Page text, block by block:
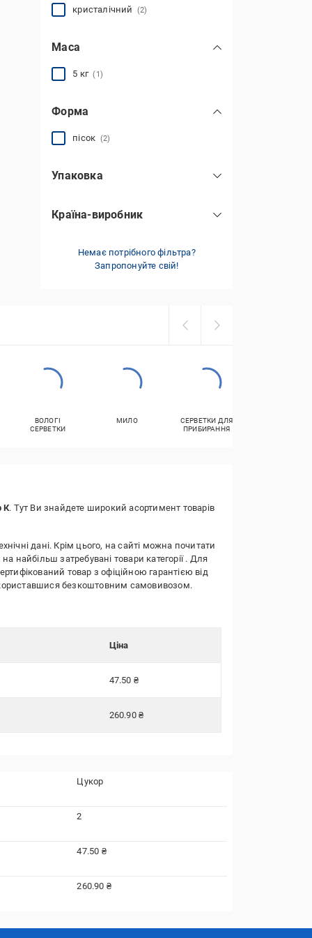
кристалічний (2)
Маса
5 кг(1)
Форма
пісок (2)
Упаковка
мішок поліпропіленовий
Країна-виробник
Немає потрібного фільтра?
Запропонуйте свій!
ВОЛОГІ
СЕРВЕТКИ
МИЛО
СЕРВЕТКИ ДЛЯ
ПРИБИРАННЯ
К. Тут Ви знайдете широкий асортимент товарів
дані. Крім цього, на сайті можна почитати
найбільш затребувані товари категорії . Для
товар з офіційною гарантією від
безкоштовним самовивозом.
Ціна
47.50 ₴
260.90 ₴
Цукор
2
47.50 ₴
260.90 ₴